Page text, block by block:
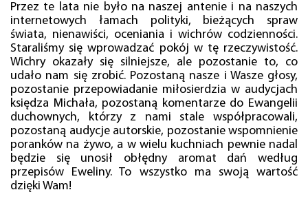
Przez te lata nie było na naszej antenie i na naszych
internetowych łamach polityki, bieżących spraw
świata, nienawiści, oceniania i wichrów codzienności.
Staraliśmy się wprowadzać pokój w tę rzeczywistość.
Wichry okazały się silniejsze, ale pozostanie to, co
udało nam się zrobić. Pozostaną nasze i Wasze głosy,
pozostanie przepowiadanie miłosierdzia w audycjach
księdza Michała, pozostaną komentarze do Ewangelii
duchownych, którzy z nami stale współpracowali,
pozostaną audycje autorskie, pozostanie wspomnienie
poranków na żywo, a w wielu kuchniach pewnie nadal
będzie się unosił obłędny aromat dań według
przepisów Eweliny. To wszystko ma swoją wartość
dzięki Wam!